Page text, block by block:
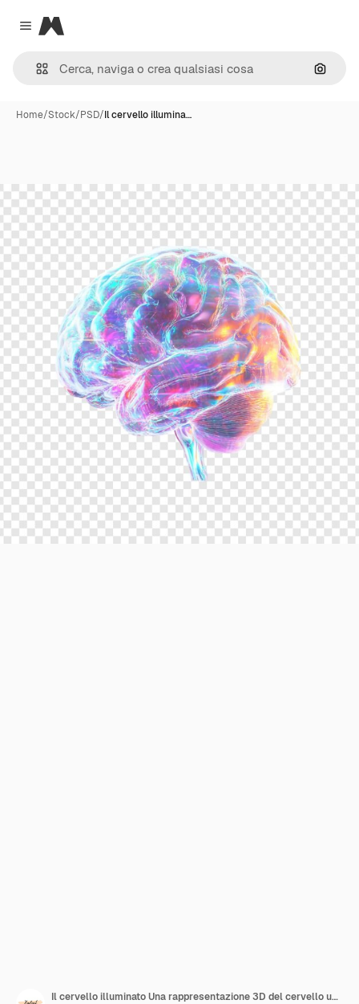
Close menu
Magnific
Cerca
Home/Stock/PSD/Il cervello illumina…
Il cervello illuminato Una rappresentazione 3D del cervello umano in tonalità vibranti